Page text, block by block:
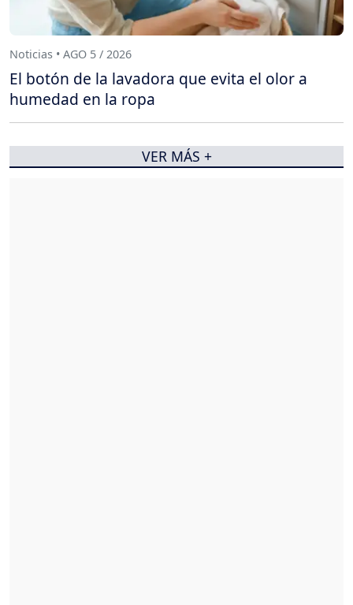
Noticias • AGO 5 / 2026
El botón de la lavadora que evita el olor a
humedad en la ropa
VER MÁS +